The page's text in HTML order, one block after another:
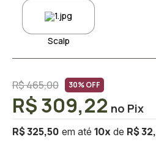
Scalp
R$ 465,00 30% OFF
R$ 325,50 10x R$
R$ 309,22